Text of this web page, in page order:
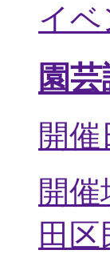
イベ
園
開催
開
田